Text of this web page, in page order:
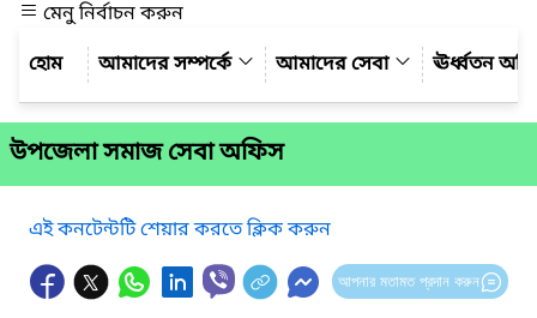
মেনু নির্বাচন করুন
আমাদের সম্পর্কে
আমাদের সেবা ঊর্ধ্বতন
উপজেলা সমাজ সেবা অফিস
এই কনটেন্টটি শেয়ার করতে ক্লিক করুন
আপনার মতামত প্রদান করুন